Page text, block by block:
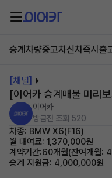
승계차량중고차신차즉시출
[채널]
[이어카 승계매물 미리
이어카
방금전 조회 520
차종: BMW X6(F16)
월 대여료: 1,370,000원
계약기간:60개월(잔여개월:
승계 지원금: 4,000,000원